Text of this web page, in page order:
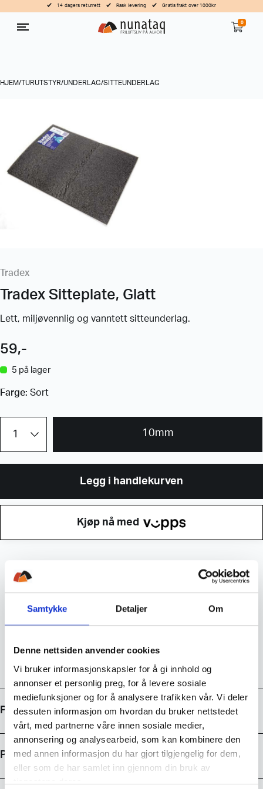
Samtykke Detaljer Om
Denne nettsiden anvender cookies
Vi bruker informasjonskapsler for å gi innhold og
annonser et personlig preg, for å levere sosiale
mediefunksjoner og for å analysere trafikken vår. Vi deler
dessuten informasjon om hvordan du bruker nettstedet
vårt, med partnerne våre innen sosiale medier,
annonsering og analysearbeid, som kan kombinere den
med annen informasjon du har gjort tilgjengelig for dem,
eller som de har samlet inn gjennom din bruk av
tjenestene deres.
14 dagers returrett Rask levering Gratis frakt over 1000kr
0
HJEM/TURUTSTYR/UNDERLAG/SITTEUNDERLAG
Tradex
Tradex Sitteplate, Glatt
Lett, miljøvennlig og vanntett sitteunderlag.
59,-
5 på lager
Farge: Sort
10mm
Sitteplate,
Glatt
antall
Legg i handlekurven
Kjøp nå med
Rask levering
Gratis frakt over 1000kr
Produktdetaljer
Prisutvikling